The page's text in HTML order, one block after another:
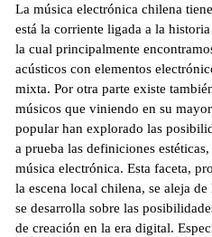
La música electrónica chilena
está la corriente ligada a la
la cual principalmente
acústicos con elementos
mixta. Por otra parte existe
músicos que viniendo en su
popular han explorado las
a prueba las definiciones
música electrónica. Esta faceta,
la escena local chilena, se aleja
se desarrolla sobre las
de creación en la era digital.